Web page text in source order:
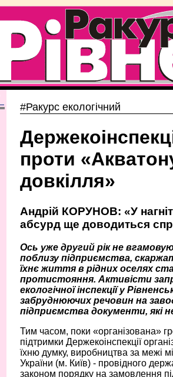
#Ракурс екологічний
проти
довкілля»
Андрій КОРУНОВ: «У
абсурд ще доводиться
Ось уже другий рік не
поблизу підприємства,
їхнє життя в рідних оселях
протистояння. Активісти
екологічної інспекції у
забруднюючих речовин на
підприємства документи, які
Тим часом, поки «організована»
підтримки Держекоінспекції
їхню думку, виробництва за межі
України (м. Київ) - провідного
законом порядку на замовлення